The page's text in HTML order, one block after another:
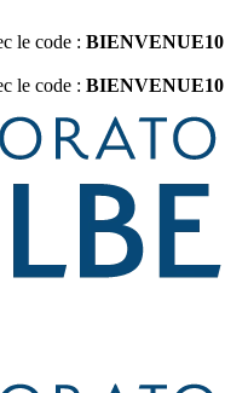
le code : BIENVENUE10
le code : BIENVENUE10